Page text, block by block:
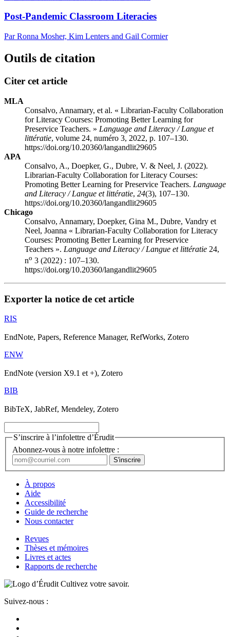
Post-Pandemic Classroom Literacies
Par Ronna Mosher, Kim Lenters and Gail Cormier
Outils de citation
Citer cet article
MLA
Consalvo, Annamary, et al. « Librarian-Faculty Collaboration
for Literacy Courses: Promoting Better Learning for
Preservice Teachers. » Language and Literacy / Langue et
littératie, volume 24, numéro 3, 2022, p. 107–130.
https://doi.org/10.20360/langandlit29605
APA
Consalvo, A., Doepker, G., Dubre, V. & Neel, J. (2022).
Librarian-Faculty Collaboration for Literacy Courses:
Promoting Better Learning for Preservice Teachers. Language
and Literacy / Langue et littératie, 24(3), 107–130.
https://doi.org/10.20360/langandlit29605
Chicago
Consalvo, Annamary, Doepker, Gina M., Dubre, Vandry et
Neel, Joanna « Librarian-Faculty Collaboration for Literacy
Courses: Promoting Better Learning for Preservice
Teachers ». Language and Literacy / Langue et littératie 24,
no 3 (2022) : 107–130.
https://doi.org/10.20360/langandlit29605
Exporter la notice de cet article
RIS
EndNote, Papers, Reference Manager, RefWorks, Zotero
ENW
EndNote (version X9.1 et +), Zotero
BIB
BibTeX, JabRef, Mendeley, Zotero
S’inscrire à l’infolettre d’Érudit
Abonnez-vous à notre infolettre :
À propos
Aide
Accessibilité
Guide de recherche
Nous contacter
Revues
Thèses et mémoires
Livres et actes
Rapports de recherche
Cultivez votre savoir.
Suivez-nous :